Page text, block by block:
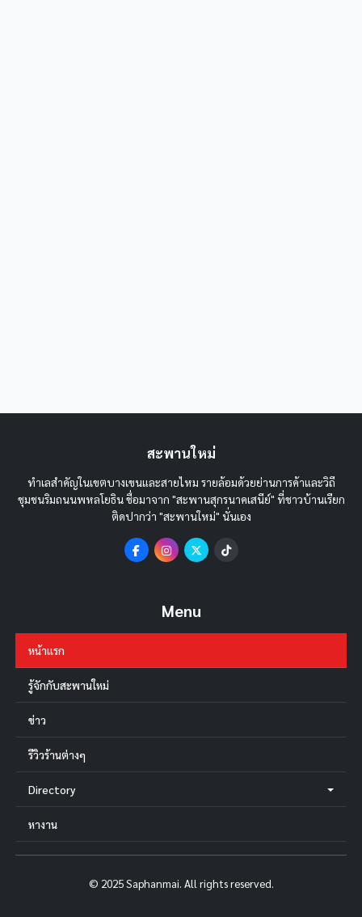
สะพานใหม่
ทำเลสำคัญในเขตบางเขนและสายไหม รายล้อมด้วยย่านการค้าและวิถี
ชุมชนริมถนนพหลโยธิน ชื่อมาจาก "สะพานสุกรนาคเสนีย์" ที่ชาวบ้านเรียก
ติดปากว่า "สะพานใหม่" นั่นเอง
Menu
หน้าแรก
รู้จักกับสะพานใหม่
ข่าว
รีวิวร้านต่างๆ
Directory
หางาน
© 2025 Saphanmai. All rights reserved.